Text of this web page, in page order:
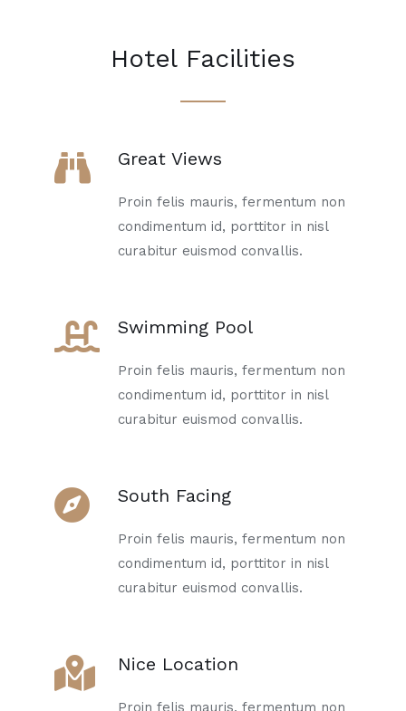
Hotel Facilities
Great Views
Proin felis mauris, fermentum non
condimentum id, porttitor in nisl
curabitur euismod convallis.
Swimming Pool
Proin felis mauris, fermentum non
condimentum id, porttitor in nisl
curabitur euismod convallis.
South Facing
Proin felis mauris, fermentum non
condimentum id, porttitor in nisl
curabitur euismod convallis.
Nice Location
Proin felis mauris, fermentum non